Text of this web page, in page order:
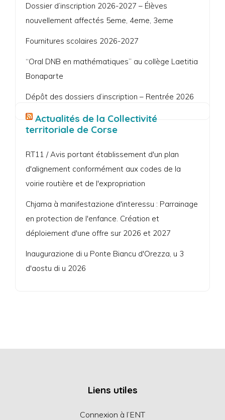
Dossier d’inscription 2026-2027 – Élèves
nouvellement affectés 5eme, 4eme, 3eme
Fournitures scolaires 2026-2027
“Oral DNB en mathématiques” au collège Laetitia
Bonaparte
Dépôt des dossiers d’inscription – Rentrée 2026
Actualités de la Collectivité
territoriale de Corse
RT11 / Avis portant établissement d'un plan
d'alignement conformément aux codes de la
voirie routière et de l'expropriation
Chjama à manifestazione d'interessu : Parrainage
en protection de l'enfance. Création et
déploiement d'une offre sur 2026 et 2027
Inaugurazione di u Ponte Biancu d'Orezza, u 3
d'aostu di u 2026
Liens utiles
Connexion à l’ENT